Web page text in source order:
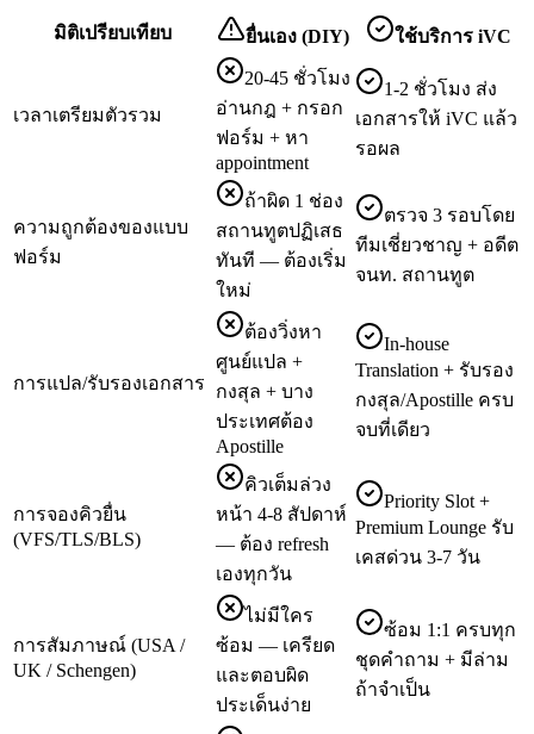
มิติเปรียบเทียบ ยื่นเอง (DIY) ใช้บริการ iVC
เวลาเตรียมตัวรวม
20-45 ชั่วโมง
อ่านกฎ + กรอก
ฟอร์ม + หา
appointment
1-2 ชั่วโมง ส่ง
เอกสารให้ iVC แล้ว
รอผล
ความถูกต้องของแบบ
ฟอร์ม
ถ้าผิด 1 ช่อง
สถานทูตปฏิเสธ
ทันที — ต้องเริ่ม
ใหม่
ตรวจ 3 รอบโดย
ทีมเชี่ยวชาญ + อดีต
จนท. สถานทูต
การแปล/รับรองเอกสาร
ต้องวิ่งหา
ศูนย์แปล +
กงสุล + บาง
ประเทศต้อง
Apostille
In-house
Translation + รับรอง
กงสุล/Apostille ครบ
จบที่เดียว
การจองคิวยื่น
(VFS/TLS/BLS)
คิวเต็มล่วง
หน้า 4-8 สัปดาห์
— ต้อง refresh
เองทุกวัน
Priority Slot +
Premium Lounge รับ
เคสด่วน 3-7 วัน
การสัมภาษณ์ (USA /
UK / Schengen)
ไม่มีใคร
ซ้อม — เครียด
และตอบผิด
ประเด็นง่าย
ซ้อม 1:1 ครบทุก
ชุดคำถาม + มีล่าม
ถ้าจำเป็น